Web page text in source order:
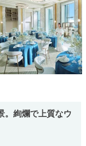
。絢爛で上質なウ